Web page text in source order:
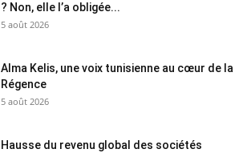
? Non, elle l’a obligée...
5 août 2026
Alma Kelis, une voix tunisienne au cœur de la
Régence
5 août 2026
Hausse du revenu global des sociétés